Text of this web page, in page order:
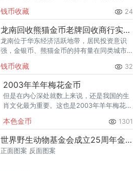
熊猫金币的需求就明显升温，但鱼龙混杂的
回收渠道里，能精准识别版别溢
钱币收藏 24
龙南回收熊猫金币老牌回收商行实力盘点
龙南位于华东经济活跃地带，居民投资意识
强，金银币、熊猫金币的持有量在同类城市
熊猫金币的需求就明显升温，但鱼龙混杂的
回收渠道里，能精准识别版别溢
钱币收藏 32
2003年羊年梅花金币
但是在内心深处就数上来说，还是我国的生
肖文化最为重要。这也是2003年羊年梅花金
本色金币 1301
世界野生动物基金会成立25周年金银币1/3盎司牦牛金币
正面图案 反面图案